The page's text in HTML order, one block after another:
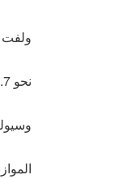
ولفت
نحو 2.7 تريليون دولار حتى نهاية يونيو الماضي، مؤكداً أن هذا السوق يوفر تمويلاً